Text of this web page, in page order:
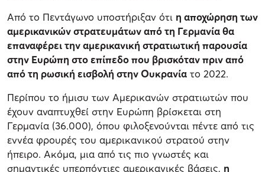
Από το Πεντάγωνο υποστήριξαν ότι η αποχώρηση των
αμερικανικών στρατευμάτων από τη Γερμανία θα
επαναφέρει την αμερικανική στρατιωτική παρουσία
στην Ευρώπη στο επίπεδο που βρισκόταν πριν από
από τη ρωσική εισβολή στην Ουκρανία το 2022.
Περίπου το ήμισυ των Αμερικανών στρατιωτών που
έχουν αναπτυχθεί στην Ευρώπη βρίσκεται στη
Γερμανία (36.000), όπου φιλοξενούνται πέντε από τις
εννέα φρουρές του αμερικανικού στρατού στην
ήπειρο. Ακόμα, μια από τις πιο γνωστές και
σημαντικές υπερπόντιες αμερικανικές βάσεις, η